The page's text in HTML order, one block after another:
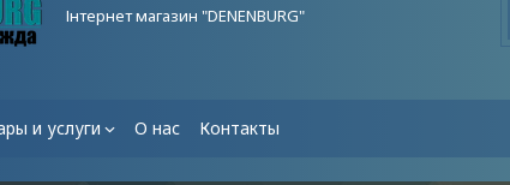
Інтернет магазин "DENENBURG"
и услуги О нас Контакты